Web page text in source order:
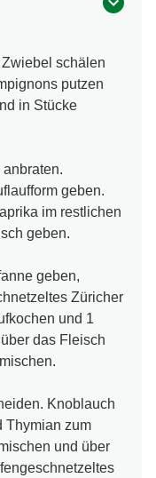
schälen
putzen
in Stücke
geben.
im restlichen
geben.
geben,
Züricher
und 1
das Fleisch
Knoblauch
Thymian zum
und über